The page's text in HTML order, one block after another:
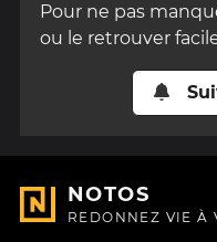
Pour ne pas
ou le retrouver
NOTOS
REDONNEZ VIE À